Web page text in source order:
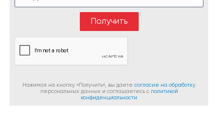
Нажимая на кнопку «Получить», вы даете согласие на обработку
персональных данных и соглашаетесь c политикой
конфиденциальности